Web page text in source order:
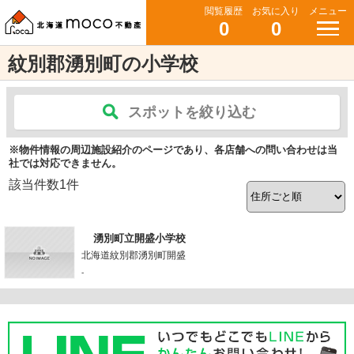
閲覧履歴
0
お気に入り
0
メニュー
紋別郡湧別町の小学校
スポットを絞り込む
※物件情報の周辺施設紹介のページであり、各店舗への問い合わせは当
社では対応できません。
該当件数1件
湧別町立開盛小学校
北海道紋別郡湧別町開盛
-